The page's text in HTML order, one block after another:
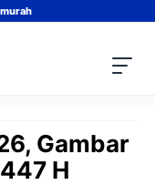
Gambar
H